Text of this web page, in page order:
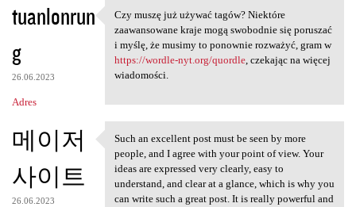
tuanlonrun
g
26.06.2023
Adres
Czy muszę już używać tagów?
Czy muszę już używać tagów? Niektóre
zaawansowane kraje mogą swobodnie się poruszać
i myślę, że musimy to ponownie rozważyć, gram w
https://wordle-nyt.org/quordle, czekając na więcej
wiadomości.
메이저
사이트
26.06.2023
Such an excellent post must
Such an excellent post must be seen by more
people, and I agree with your point of view. Your
ideas are expressed very clearly, easy to
understand, and clear at a glance, which is why you
can write such a great post. It is really powerful and